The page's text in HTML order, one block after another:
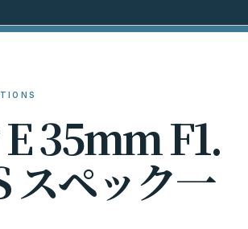
E35mmF1.
スペック一